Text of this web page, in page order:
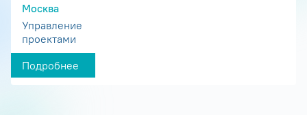
Москва
Управление
проектами
Подробнее